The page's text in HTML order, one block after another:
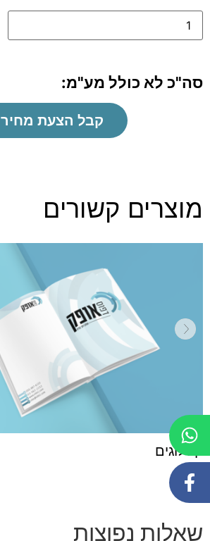
סה"כ לא כולל מע"מ:
קבל הצעת מחיר
מוצרים קשורים
קטלוגים
שאלות נפוצות